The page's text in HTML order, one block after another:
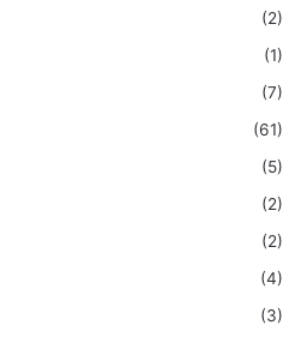
(2)
(1)
(7)
(61)
(5)
(2)
(2)
(4)
(3)